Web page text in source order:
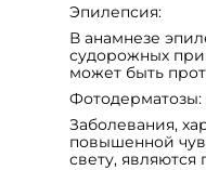
Эпилепсия:
В анамнезе
судорожных
может быть
Фотодерматозы:
Заболевания,
повышенной
свету, являются